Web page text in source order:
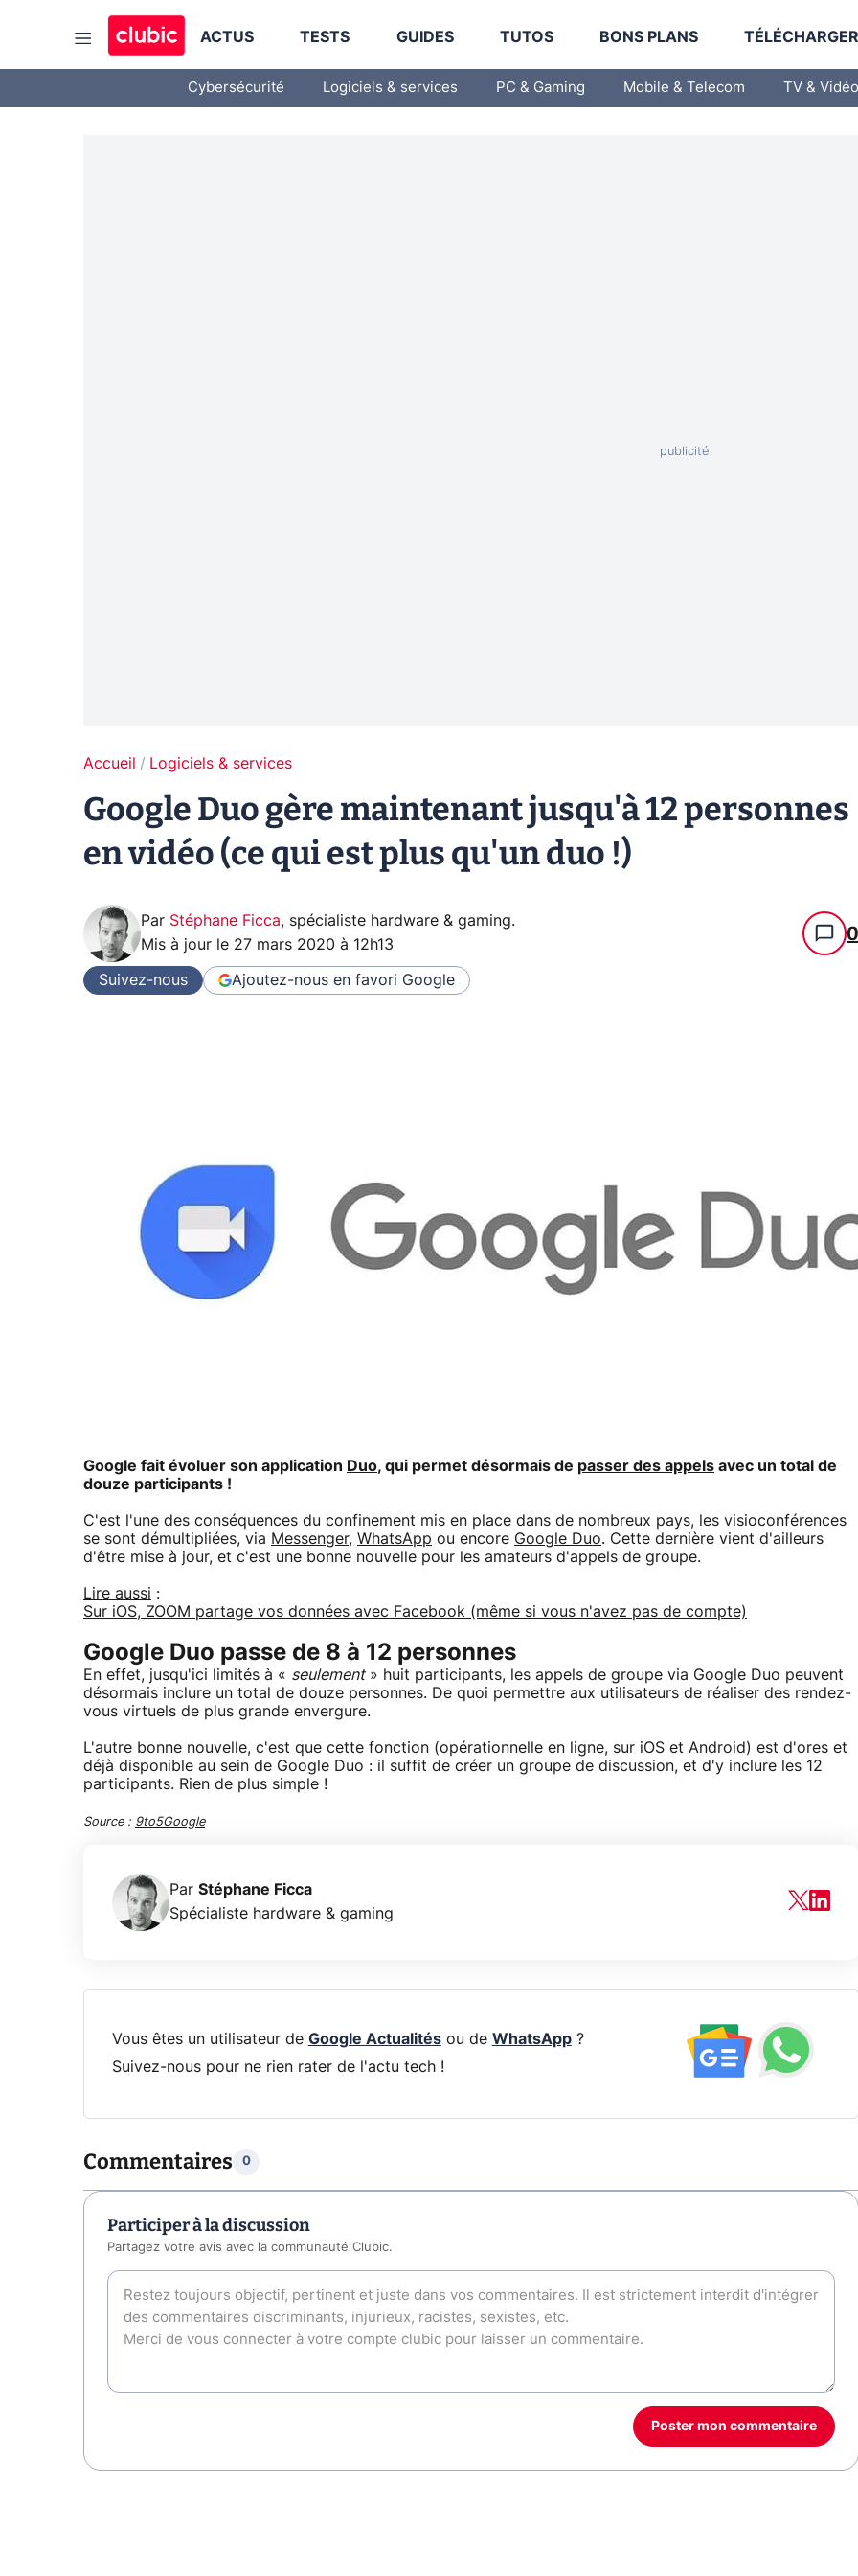
ACTUS TESTS GUIDES TUTOS BONS PLANS
Cybersécurité Logiciels & services PC & Gaming Mobile & Telecom TV & Vidéo
Accueil Logiciels & services
Google Duo gère maintenant jusqu'à 12 personnes
en vidéo (ce qui est plus qu'un duo !)
Par Stéphane Ficca, spécialiste hardware & gaming.
Mis à jour le 27 mars 2020 à 12h13 0
Suivez-nous Ajoutez-nous en favori Google
Google fait évoluer son application Duo, qui permet désormais de passer des appels avec un total de
douze participants !
C'est l'une des conséquences du confinement mis en place dans de nombreux pays, les visioconférences
se sont démultipliées, via Messenger, WhatsApp ou encore Google Duo. Cette dernière vient d'ailleurs
d'être mise à jour, et c'est une bonne nouvelle pour les amateurs d'appels de groupe.
Lire aussi :
Sur iOS, ZOOM partage vos données avec Facebook (même si vous n'avez pas de compte)
Google Duo passe de 8 à 12 personnes
En effet, jusqu'ici limités à « seulement» huit participants, les appels de groupe via Google Duo peuvent
désormais inclure un total de douze personnes. De quoi permettre aux utilisateurs de réaliser des rendez-
vous virtuels de plus grande envergure.
L'autre bonne nouvelle, c'est que cette fonction (opérationnelle en ligne, sur iOS et Android) est d'ores et
déjà disponible au sein de Google Duo : il suffit de créer un groupe de discussion, et d'y inclure les 12
participants. Rien de plus simple !
Source : 9to5Google
Par Stéphane Ficca
Spécialiste hardware & gaming
Vous êtes un utilisateur de Google Actualitésou de WhatsApp?
Suivez-nous pour ne rien rater de l'actu tech !
Commentaires 0
Participer à la discussion
Partagez votre avis avec la communauté Clubic.
Poster mon commentaire